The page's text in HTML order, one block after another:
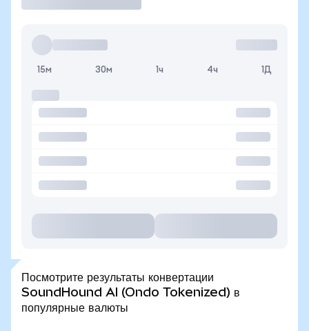
15м 30м 1ч 4ч 1Д
Посмотрите результаты конвертации
SoundHound AI (Ondo Tokenized) в
популярные валюты